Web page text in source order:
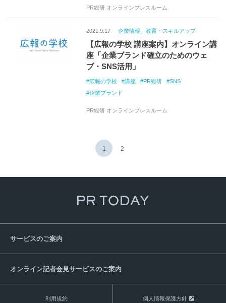
PR総研 オンラインプレスルーム
2021.9.17 企業情報、教育・スキルアップ
【広報の学校 講座案内】オンライン講
座「企業ブランド確立のためのウェ
ブ・SNS活用」
広報の学校 講座 PR総研
SNS
企業ブランド
PR総研 オンラインプレスルーム
1 2
サービスのご案内
オンライン記者会見サービスのご案内
利用規約 個人情報保護方針